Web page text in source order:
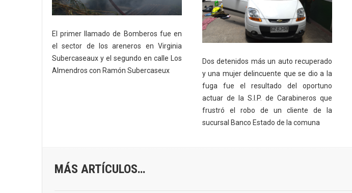
El primer llamado de Bomberos fue en
el sector de los areneros en Virginia
Subercaseaux y el segundo en calle Los
Almendros con Ramón Subercaseux
Dos detenidos más un auto recuperado
y una mujer delincuente que se dio a la
fuga fue el resultado del oportuno
actuar de la S.I.P. de Carabineros que
frustró el robo de un cliente de la
sucursal Banco Estado de la comuna
MÁS ARTÍCULOS…